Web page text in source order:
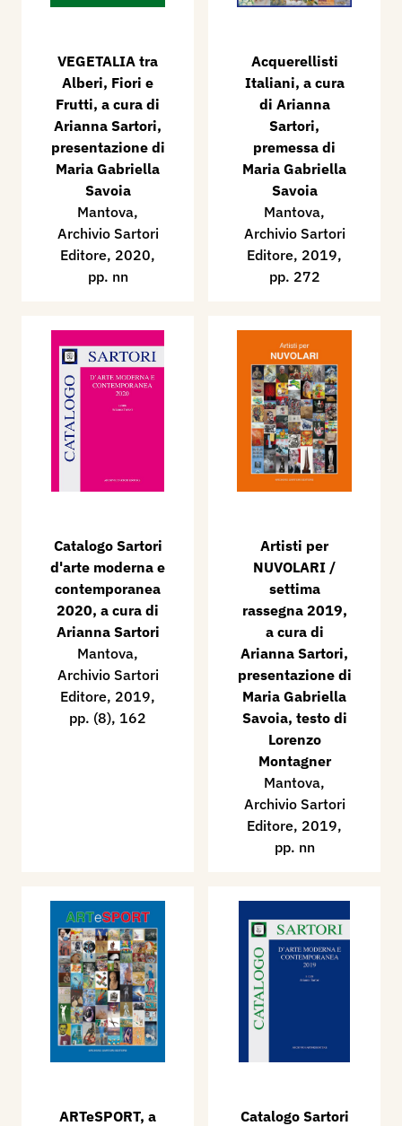
VEGETALIA tra
Alberi, Fiori e
Frutti, a cura di
Arianna Sartori,
presentazione di
Maria Gabriella
Savoia
Mantova,
Archivio Sartori
Editore, 2020,
pp. nn
Acquerellisti
Italiani, a cura
di Arianna
Sartori,
premessa di
Maria Gabriella
Savoia
Mantova,
Archivio Sartori
Editore, 2019,
pp. 272
Catalogo Sartori
d'arte moderna e
contemporanea
2020, a cura di
Arianna Sartori
Mantova,
Archivio Sartori
Editore, 2019,
pp. (8), 162
Artisti per
NUVOLARI /
settima
rassegna 2019,
a cura di
Arianna Sartori,
presentazione di
Maria Gabriella
Savoia, testo di
Lorenzo
Montagner
Mantova,
Archivio Sartori
Editore, 2019,
pp. nn
ARTeSPORT, a
Catalogo Sartori